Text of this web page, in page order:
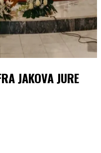
JAKOVA JURE